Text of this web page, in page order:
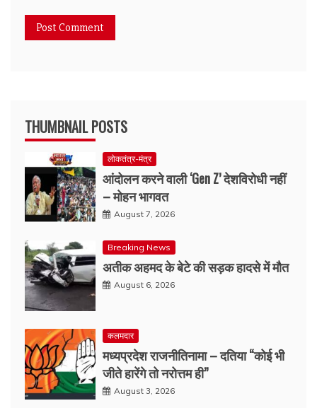
THUMBNAIL POSTS
लोकतंत्र-मंत्र
आंदोलन करने वाली ‘Gen Z’ देशविरोधी नहीं
– मोहन भागवत
August 7, 2026
Breaking News
अतीक अहमद के बेटे की सड़क हादसे में मौत
August 6, 2026
कलमदार
मध्यप्रदेश राजनीतिनामा – दतिया “कोई भी
जीते हारेंगे तो नरोत्तम ही”
August 3, 2026